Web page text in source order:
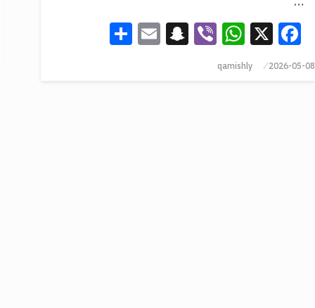
Facebook
X
WhatsApp
Viber
Snapchat
Email
2026-05-08
qamishly